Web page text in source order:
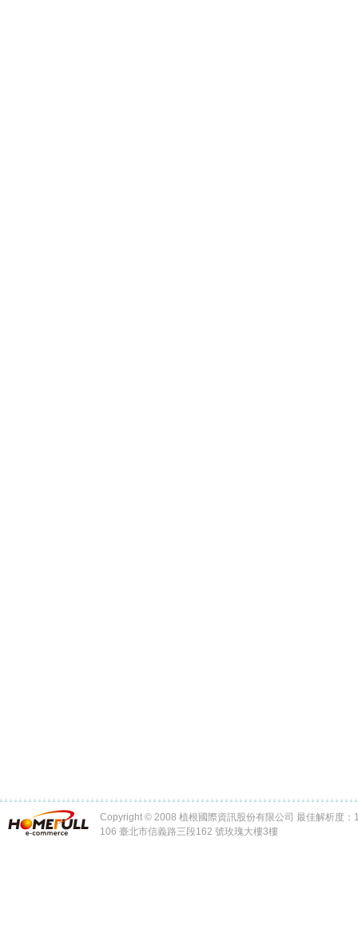
Copyright © 2008 植根國際資訊股份有限公司 最佳解析度：
106 臺北市信義路三段162 號玫瑰大樓3樓